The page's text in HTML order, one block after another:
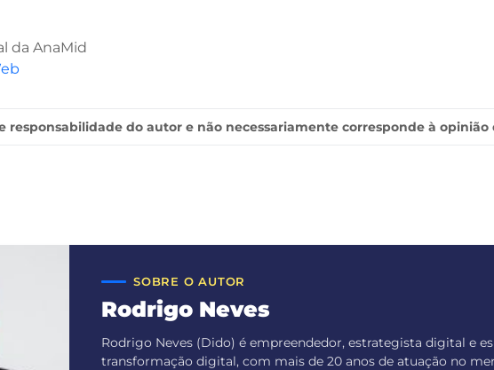
da AnaMid
responsabilidade do autor e não necessariamente corresponde à opinião
SOBRE O AUTOR
Rodrigo Neves
Rodrigo Neves (Dido) é empreendedor, estrategista digital e
transformação digital, com mais de 20 anos de atuação no